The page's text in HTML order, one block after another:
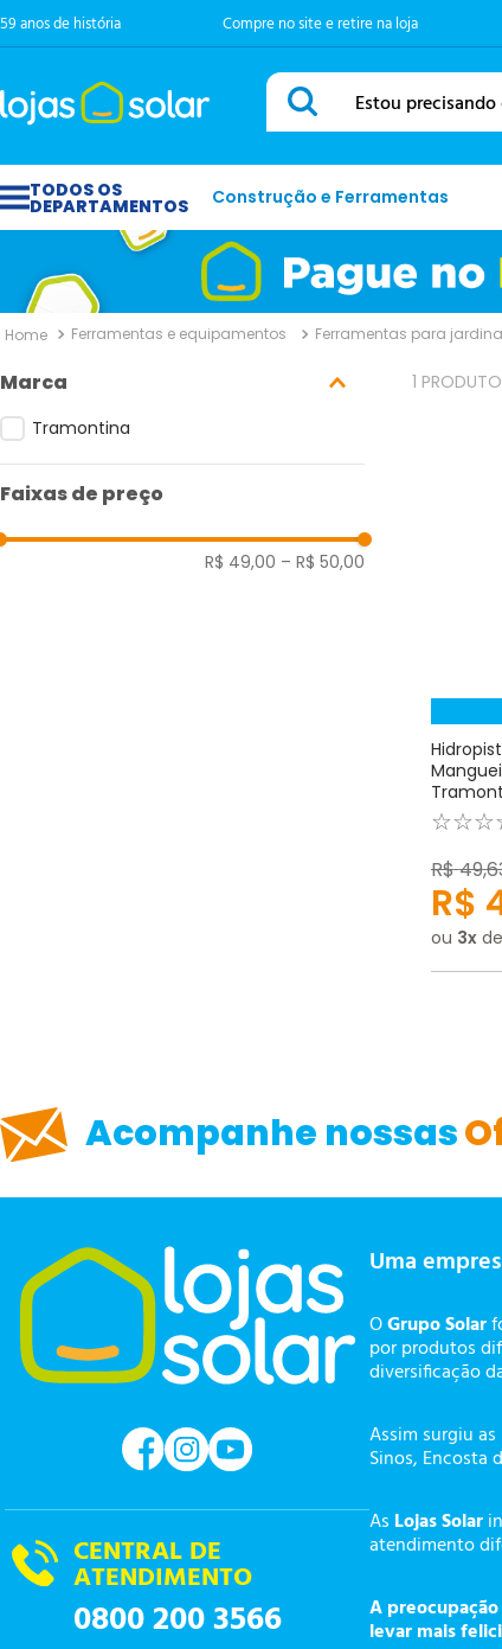
59 anos de história Compre no site e retire na loja
Estou precisando de...
Construção e Ferramentas
Ferramentas e equipamentos Ferramentas para
Marca
Tramontina
Faixas de preço
R$ 49,00 – R$ 50,00
1 PRODUTO
☆☆☆
R$49,
R$
ou 3 de
Acompanhe nossas
CENTRAL DE
ATENDIMENTO
0800 200 3566
Uma
OGrupo Solar
por produtos
diversificação
Assim surgiu as
Sinos, Encosta
As Lojas Solar
atendimento
A
levar mais